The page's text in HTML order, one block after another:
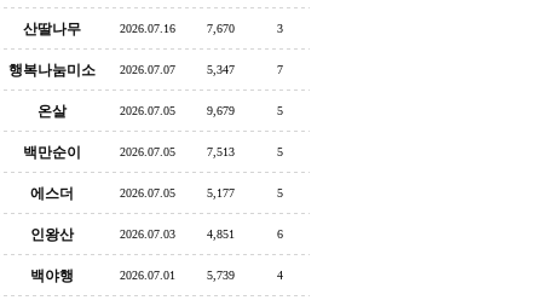
산딸나무 2026.07.16 7,670 3
행복나눔미소 2026.07.07 5,347 7
온살 2026.07.05 9,679 5
백만순이 2026.07.05 7,513 5
에스더 2026.07.05 5,177 5
인왕산 2026.07.03 4,851 6
백야행 2026.07.01 5,739 4